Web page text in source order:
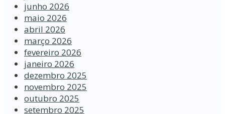
junho 2026
maio 2026
abril 2026
março 2026
fevereiro 2026
janeiro 2026
dezembro 2025
novembro 2025
outubro 2025
setembro 2025